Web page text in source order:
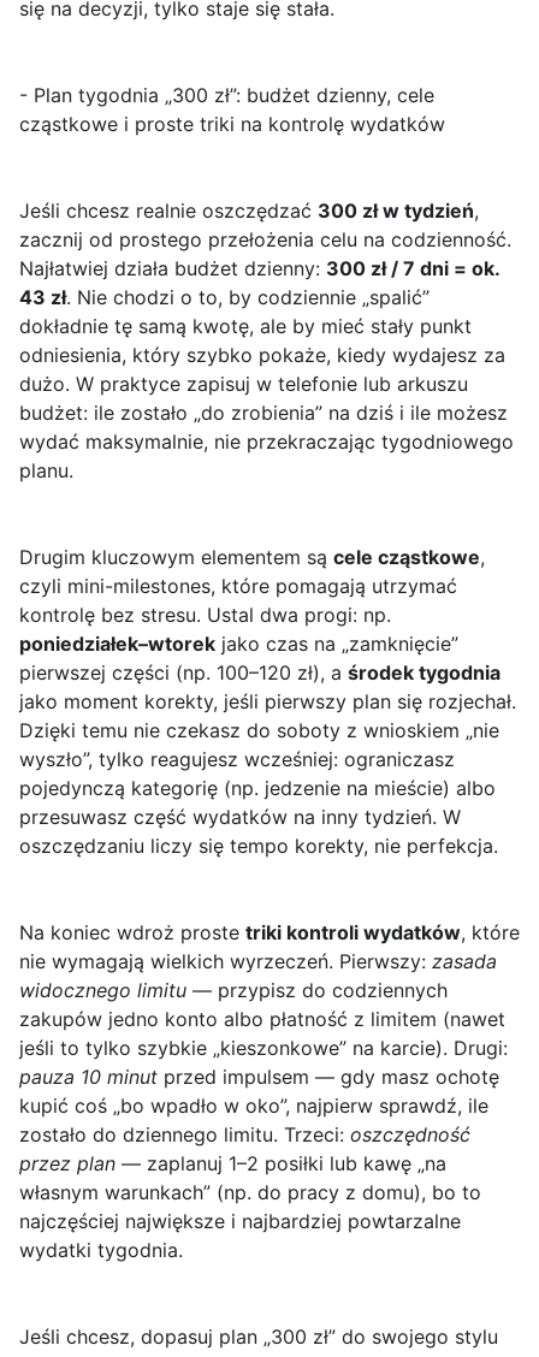
się na decyzji, tylko staje się stała.
- Plan tygodnia „300 zł”: budżet dzienny, cele
cząstkowe i proste triki na kontrolę wydatków
Jeśli chcesz realnie oszczędzać 300 zł w tydzień,
zacznij od prostego przełożenia celu na codzienność.
Najłatwiej działa budżet dzienny: 300 zł / 7 dni = ok.
43 zł. Nie chodzi o to, by codziennie „spalić”
dokładnie tę samą kwotę, ale by mieć stały punkt
odniesienia, który szybko pokaże, kiedy wydajesz za
dużo. W praktyce zapisuj w telefonie lub arkuszu
budżet: ile zostało „do zrobienia” na dziś i ile możesz
wydać maksymalnie, nie przekraczając tygodniowego
planu.
Drugim kluczowym elementem są cele cząstkowe,
czyli mini-milestones, które pomagają utrzymać
kontrolę bez stresu. Ustal dwa progi: np.
poniedziałek–wtorek jako czas na „zamknięcie”
pierwszej części (np. 100–120 zł), a środek tygodnia
jako moment korekty, jeśli pierwszy plan się rozjechał.
Dzięki temu nie czekasz do soboty z wnioskiem „nie
wyszło”, tylko reagujesz wcześniej: ograniczasz
pojedynczą kategorię (np. jedzenie na mieście) albo
przesuwasz część wydatków na inny tydzień. W
oszczędzaniu liczy się tempo korekty, nie perfekcja.
Na koniec wdroż proste triki kontroli wydatków, które
nie wymagają wielkich wyrzeczeń. Pierwszy: zasada
widocznego limitu — przypisz do codziennych
zakupów jedno konto albo płatność z limitem (nawet
jeśli to tylko szybkie „kieszonkowe” na karcie). Drugi:
pauza 10 minut przed impulsem — gdy masz ochotę
kupić coś „bo wpadło w oko”, najpierw sprawdź, ile
zostało do dziennego limitu. Trzeci: oszczędność
przez plan — zaplanuj 1–2 posiłki lub kawę „na
własnym warunkach” (np. do pracy z domu), bo to
najczęściej największe i najbardziej powtarzalne
wydatki tygodnia.
Jeśli chcesz, dopasuj plan „300 zł” do swojego stylu